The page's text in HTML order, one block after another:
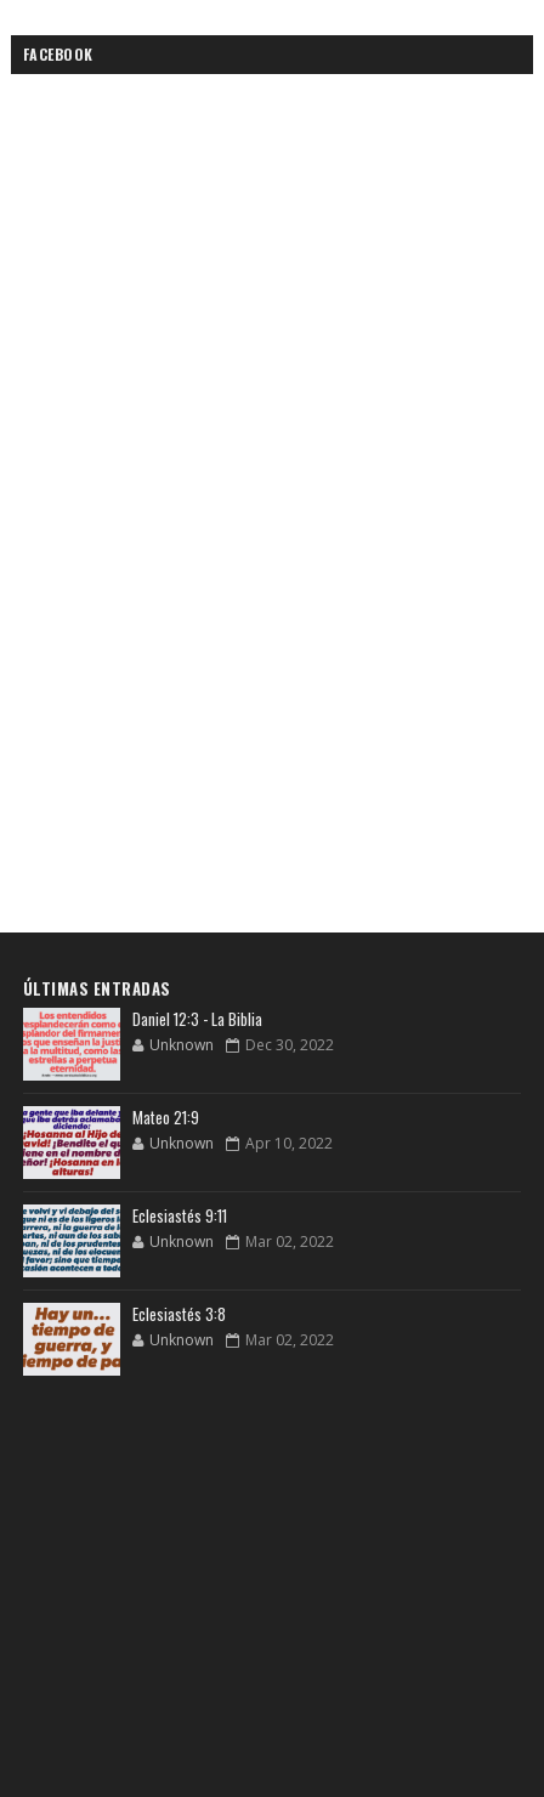
FACEBOOK
ÚLTIMAS ENTRADAS
Daniel 12:3 - La Biblia
Unknown Dec 30, 2022
Mateo 21:9
Unknown Apr 10, 2022
Eclesiastés 9:11
Unknown Mar 02, 2022
Eclesiastés 3:8
Unknown Mar 02, 2022